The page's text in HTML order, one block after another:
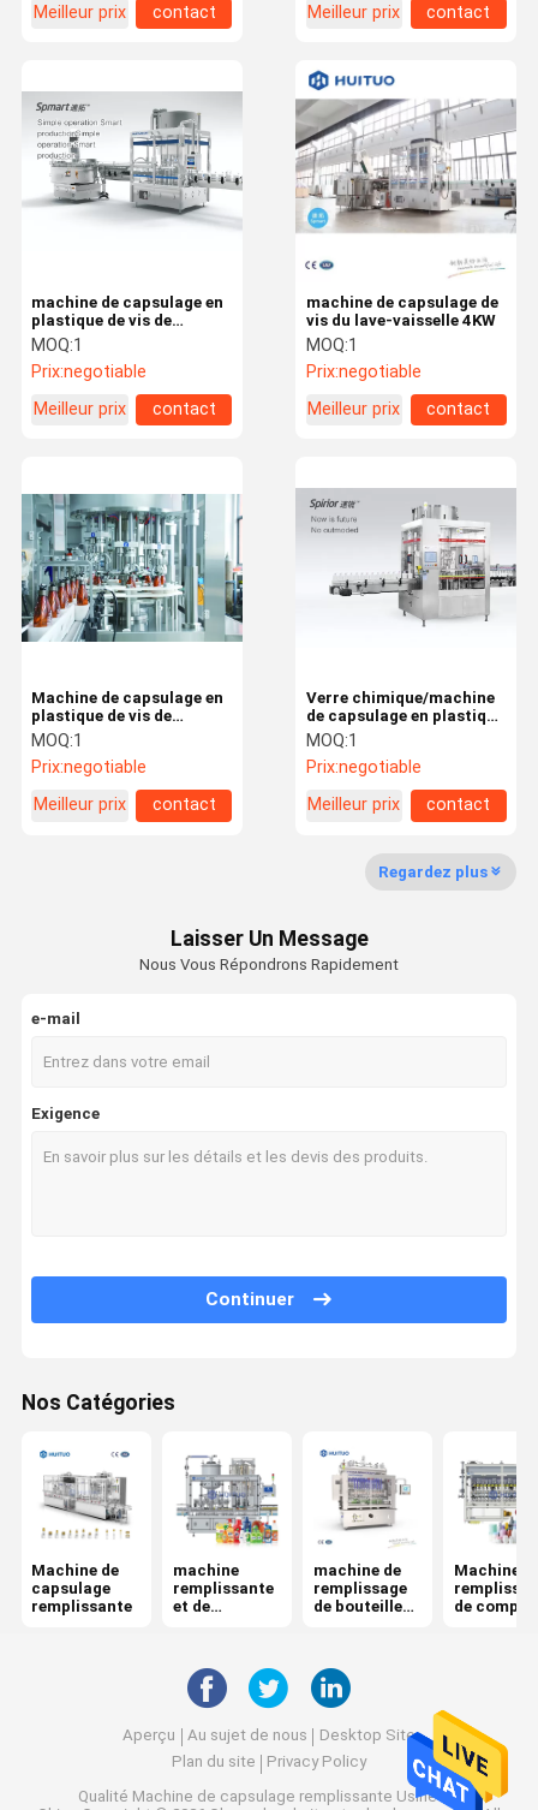
Contrôle De
Nouvelles
Machine de capsulage remplissante
machine remplissante et de capsulage de monoblock
machine de remplissage de bouteilles liquide
Machine de remplissage de bouteilles de shampooing
Machine de remplissage d'aseptisant de main
Machine de remplissage de piston
Machine de remplissage cosmétique
Machine de capsulage
Machine de capsulage de bouteille automatique
Machine de capsulage rotatoire
Machine de capsulage de bouteille en verre
Meilleur prix
contact
Meilleur prix
contact
machine de capsulage de
vis du lave-vaisselle 4KW
MOQ:1
Prix:negotiable
Meilleur prix
contact
machine de capsulage en
plastique de vis de
bouteille
MOQ:1
Prix:negotiable
Meilleur prix
contact
Verre chimique/machine
de capsulage en plastique
de vis de bouteille
MOQ:1
Prix:negotiable
Meilleur prix
contact
Machine de capsulage en
plastique de vis de
bouteille à C.A. 380V
50HZ
MOQ:1
Prix:negotiable
Meilleur prix
contact
Regardez plus
Laisser Un Message
Nous Vous Répondrons Rapidement
e-mail
Exigence
Continuer
Nos Catégories
Machine de
capsulage
remplissante
machine
remplissante
et de
machine de
remplissage
de bouteilles
Machine
de
Aperçu Au sujet de nous
Desktop Site
Plan du site
Privacy Policy
Qualité Machine de capsulage remplissante Usine De